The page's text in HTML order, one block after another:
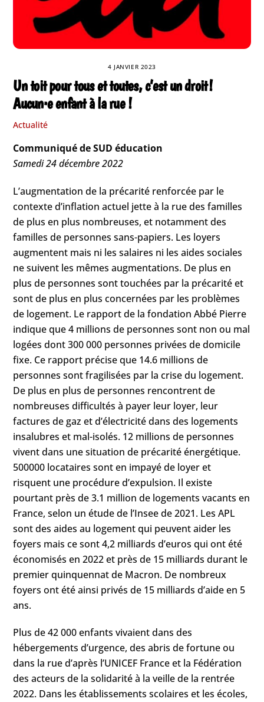
4 JANVIER 2023
Un toit pour tous et toutes, c’est un droit !
Aucun·e enfant à la rue !
Actualité
Communiqué de SUD éducation
Samedi 24 décembre 2022
L’augmentation de la précarité renforcée par le
contexte d’inflation actuel jette à la rue des familles
de plus en plus nombreuses, et notamment des
familles de personnes sans-papiers. Les loyers
augmentent mais ni les salaires ni les aides sociales
ne suivent les mêmes augmentations. De plus en
plus de personnes sont touchées par la précarité et
sont de plus en plus concernées par les problèmes
de logement. Le rapport de la fondation Abbé Pierre
indique que 4 millions de personnes sont non ou mal
logées dont 300 000 personnes privées de domicile
fixe. Ce rapport précise que 14.6 millions de
personnes sont fragilisées par la crise du logement.
De plus en plus de personnes rencontrent de
nombreuses difficultés à payer leur loyer, leur
factures de gaz et d’électricité dans des logements
insalubres et mal-isolés. 12 millions de personnes
vivent dans une situation de précarité énergétique.
500000 locataires sont en impayé de loyer et
risquent une procédure d’expulsion. Il existe
pourtant près de 3.1 million de logements vacants en
France, selon un étude de l’Insee de 2021. Les APL
sont des aides au logement qui peuvent aider les
foyers mais ce sont 4,2 milliards d’euros qui ont été
économisés en 2022 et près de 15 milliards durant le
premier quinquennat de Macron. De nombreux
foyers ont été ainsi privés de 15 milliards d’aide en 5
ans.
Plus de 42 000 enfants vivaient dans des
hébergements d’urgence, des abris de fortune ou
dans la rue d’après l’UNICEF France et la Fédération
des acteurs de la solidarité à la veille de la rentrée
2022. Dans les établissements scolaires et les écoles,